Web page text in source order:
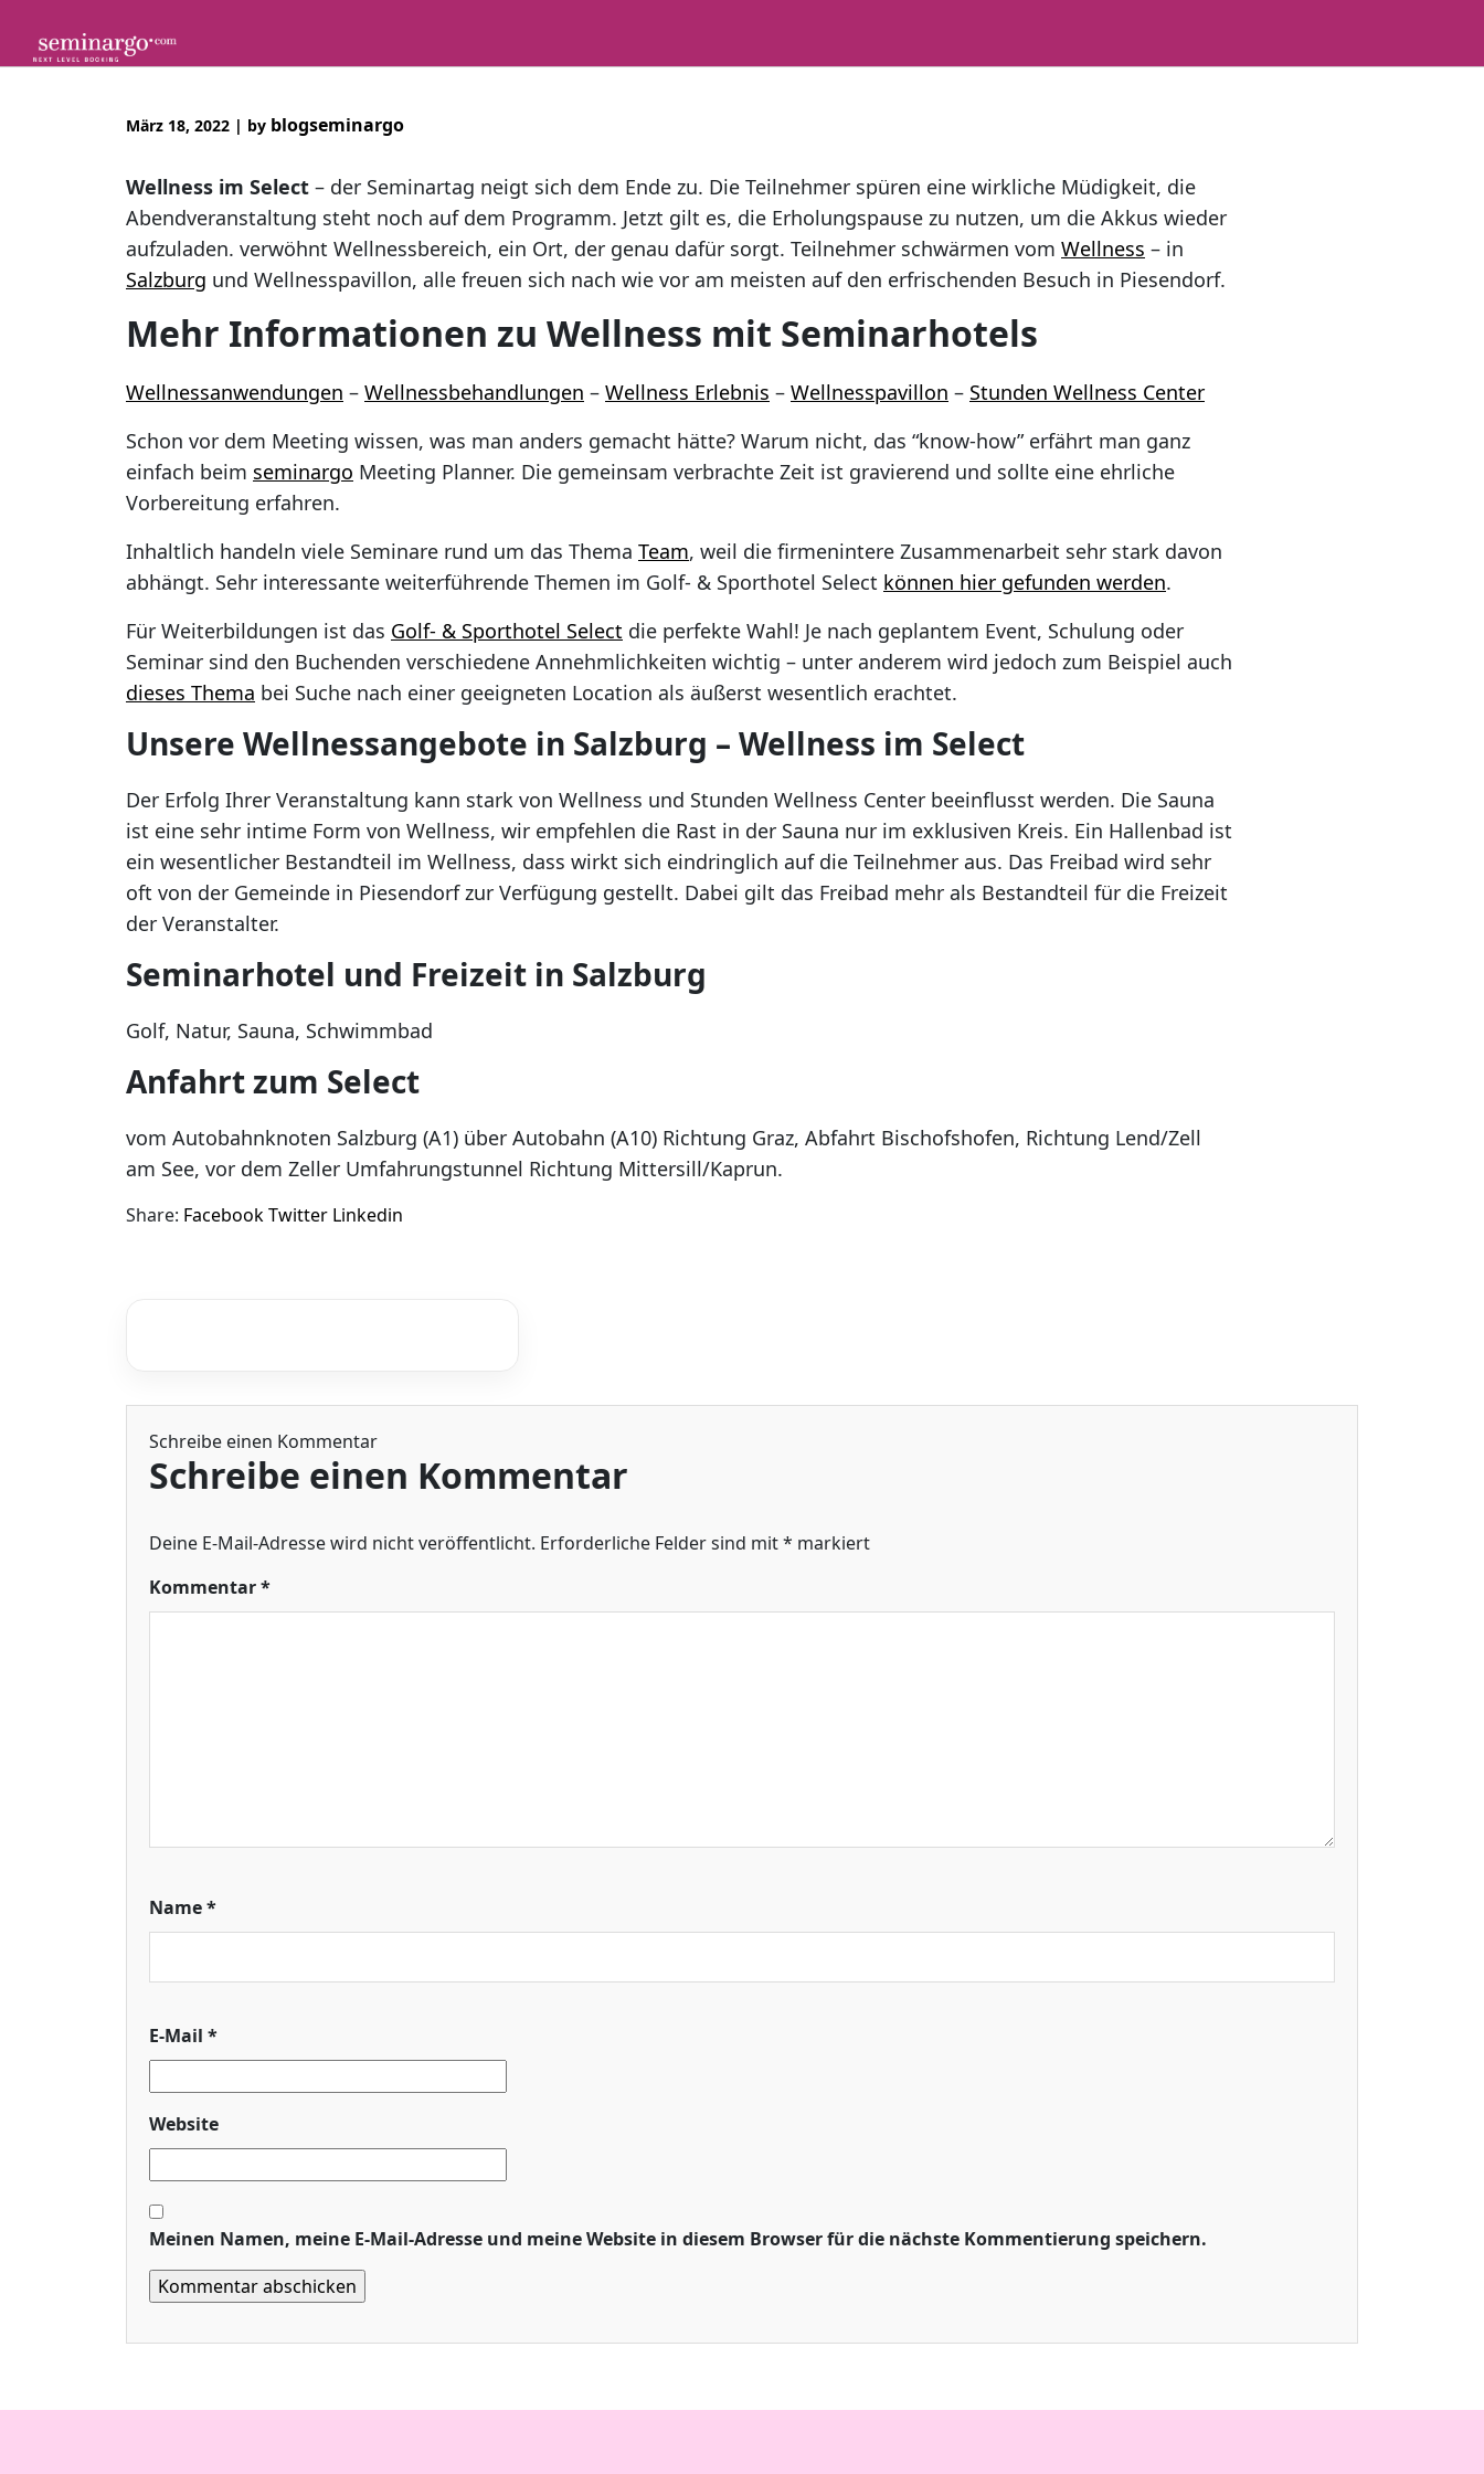
content
März 18, 2022 | by blogseminargo
Wellness im Select – der Seminartag neigt sich dem Ende zu. Die Teilnehmer spüren eine wirkliche Müdigkeit, die
Abendveranstaltung steht noch auf dem Programm. Jetzt gilt es, die Erholungspause zu nutzen, um die Akkus wieder
aufzuladen. verwöhnt Wellnessbereich, ein Ort, der genau dafür sorgt. Teilnehmer schwärmen vom Wellness – in
Salzburg und Wellnesspavillon, alle freuen sich nach wie vor am meisten auf den erfrischenden Besuch in Piesendorf.
Mehr Informationen zu Wellness mit Seminarhotels
Wellnessanwendungen – Wellnessbehandlungen – Wellness Erlebnis – Wellnesspavillon – Stunden Wellness Center
Schon vor dem Meeting wissen, was man anders gemacht hätte? Warum nicht, das “know-how” erfährt man ganz
einfach beim seminargo Meeting Planner. Die gemeinsam verbrachte Zeit ist gravierend und sollte eine ehrliche
Vorbereitung erfahren.
Inhaltlich handeln viele Seminare rund um das Thema Team, weil die firmenintere Zusammenarbeit sehr stark davon
abhängt. Sehr interessante weiterführende Themen im Golf- & Sporthotel Select können hier gefunden werden.
Für Weiterbildungen ist das Golf- & Sporthotel Select die perfekte Wahl! Je nach geplantem Event, Schulung oder
Seminar sind den Buchenden verschiedene Annehmlichkeiten wichtig – unter anderem wird jedoch zum Beispiel auch
dieses Thema bei Suche nach einer geeigneten Location als äußerst wesentlich erachtet.
Unsere Wellnessangebote in Salzburg – Wellness im Select
Der Erfolg Ihrer Veranstaltung kann stark von Wellness und Stunden Wellness Center beeinflusst werden. Die Sauna
ist eine sehr intime Form von Wellness, wir empfehlen die Rast in der Sauna nur im exklusiven Kreis. Ein Hallenbad ist
ein wesentlicher Bestandteil im Wellness, dass wirkt sich eindringlich auf die Teilnehmer aus. Das Freibad wird sehr
oft von der Gemeinde in Piesendorf zur Verfügung gestellt. Dabei gilt das Freibad mehr als Bestandteil für die Freizeit
der Veranstalter.
Seminarhotel und Freizeit in Salzburg
Golf, Natur, Sauna, Schwimmbad
Anfahrt zum Select
vom Autobahnknoten Salzburg (A1) über Autobahn (A10) Richtung Graz, Abfahrt Bischofshofen, Richtung Lend/Zell
am See, vor dem Zeller Umfahrungstunnel Richtung Mittersill/Kaprun.
Share: FacebookTwitter Linkedin
Schreibe einen Kommentar
Schreibe einen Kommentar
Deine E-Mail-Adresse wird nicht veröffentlicht. Erforderliche Felder sind mit* markiert
Kommentar*
Name*
E-Mail *
Website
Meinen Namen, meine E-Mail-Adresse und meine Website in diesem Browser für die nächste Kommentierung speichern.